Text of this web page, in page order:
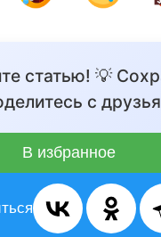
статью! 💡
с
В избранное